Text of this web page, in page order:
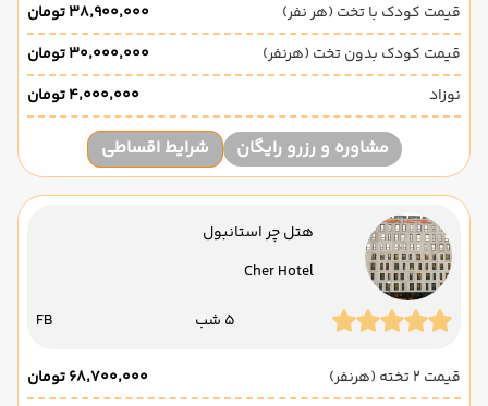
قیمت کودک با تخت (هر نفر)
۳۸٬۹۰۰٬۰۰۰ تومان
قیمت کودک بدون تخت (هرنفر)
۳۰٬۰۰۰٬۰۰۰ تومان
نوزاد
۴٬۰۰۰٬۰۰۰ تومان
مشاوره و رزرو رایگان شرایط اقساطی
هتل چر استانبول
Cher Hotel
5 شب FB
قیمت 2 تخته (هرنفر)
۶۸٬۷۰۰٬۰۰۰ تومان